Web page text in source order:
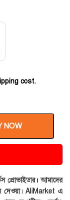
cost.
NOW
প্রোভাইডার। আমাদের
দেওয়া। AliMarket এ